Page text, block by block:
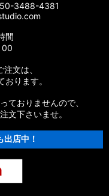
3488-4381
間
00
文は、
ります。
ておりませんので、
文下さいませ。
店中！